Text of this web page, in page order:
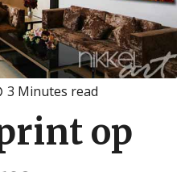
3 Minutes read
op